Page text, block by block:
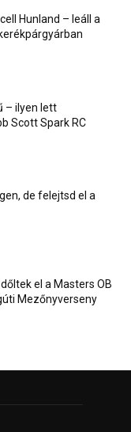
Hunland – leáll a
– ilyen lett
Scott Spark RC
de felejtsd el a
el a Masters OB
Mezőnyverseny